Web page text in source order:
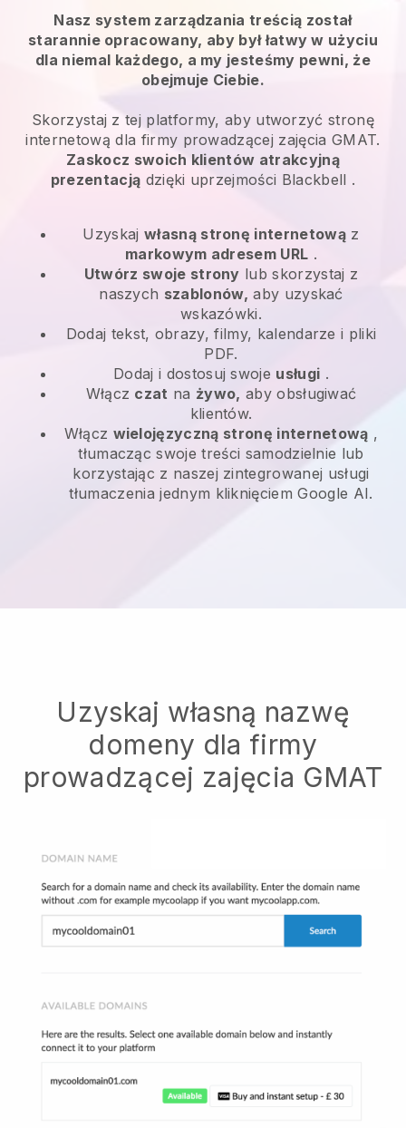
Nasz system zarządzania treścią został
starannie opracowany, aby był łatwy w użyciu
dla niemal każdego, a my jesteśmy pewni, że
obejmuje Ciebie.
Skorzystaj z tej platformy, aby utworzyć stronę
internetową dla firmy prowadzącej zajęcia GMAT.
Zaskocz swoich klientów atrakcyjną
prezentacją dzięki uprzejmości Blackbell .
Uzyskaj własną stronę internetowąz
markowym adresem URL .
Utwórz swoje strony lub skorzystaj z
naszych szablonów, aby uzyskać
wskazówki.
Dodaj tekst, obrazy, filmy, kalendarze i pliki
PDF.
Dodaj i dostosuj swoje usługi .
Włącz czat na żywo, aby obsługiwać
klientów.
Włącz wielojęzyczną stronę internetową ,
tłumacząc swoje treści samodzielnie lub
korzystając z naszej zintegrowanej usługi
tłumaczenia jednym kliknięciem Google AI.
Uzyskaj własną nazwę
domeny dla firmy
prowadzącej zajęcia GMAT